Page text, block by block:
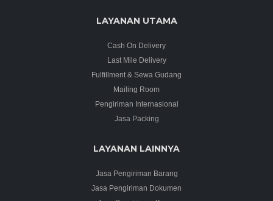
LAYANAN UTAMA
Cash On Delivery
Last Mile Delivery
Fulfillment & Sewa Gudang
Mailing Room
Pengiriman Internasional
Jasa Packing
LAYANAN LAINNYA
Jasa Pengiriman Barang
Jasa Pengiriman Dokumen